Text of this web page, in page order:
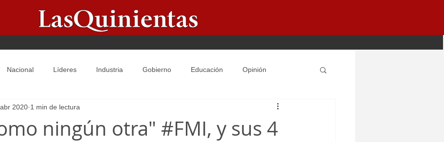
Nacional Líderes Industria Gobierno Educación Opinión
Galería Principal
ningún otra" #FMI, y sus 4
2020 1 min de lectura